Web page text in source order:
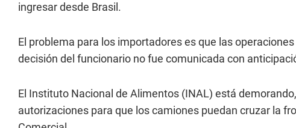
ingresar desde Brasil.
El problema para los importadores es que las
decisión del funcionario no fue comunicada con
El Instituto Nacional de Alimentos (INAL) está
autorizaciones para que los camiones puedan cruzar la